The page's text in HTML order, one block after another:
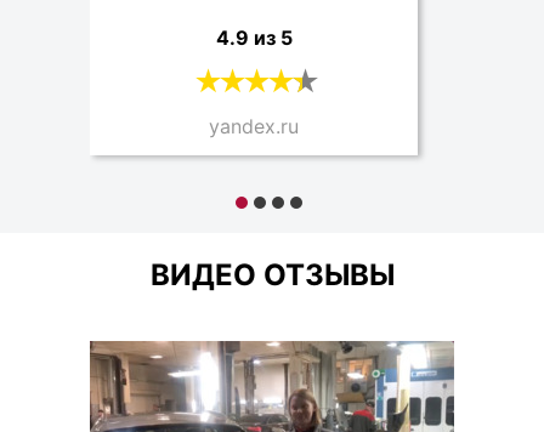
4.9 из 5
yandex.ru
ВИДЕО ОТЗЫВЫ